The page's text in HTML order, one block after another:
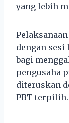
yang lebih
dengan sesi
bagi
pengusaha
diteruskan
PBT terpilih.